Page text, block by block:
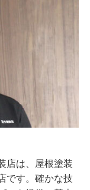
店は、屋根塗装
です。確かな技